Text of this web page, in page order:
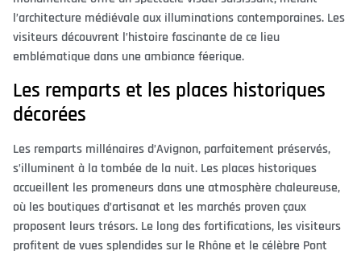
l’architecture médiévale aux illuminations contemporaines. Les
visiteurs découvrent l’histoire fascinante de ce lieu
emblématique dans une ambiance féerique.
Les remparts et les places historiques
décorées
Les remparts millénaires d’Avignon, parfaitement préservés,
s’illuminent à la tombée de la nuit. Les places historiques
accueillent les promeneurs dans une atmosphère chaleureuse,
où les boutiques d’artisanat et les marchés proven çaux
proposent leurs trésors. Le long des fortifications, les visiteurs
profitent de vues splendides sur le Rhône et le célèbre Pont